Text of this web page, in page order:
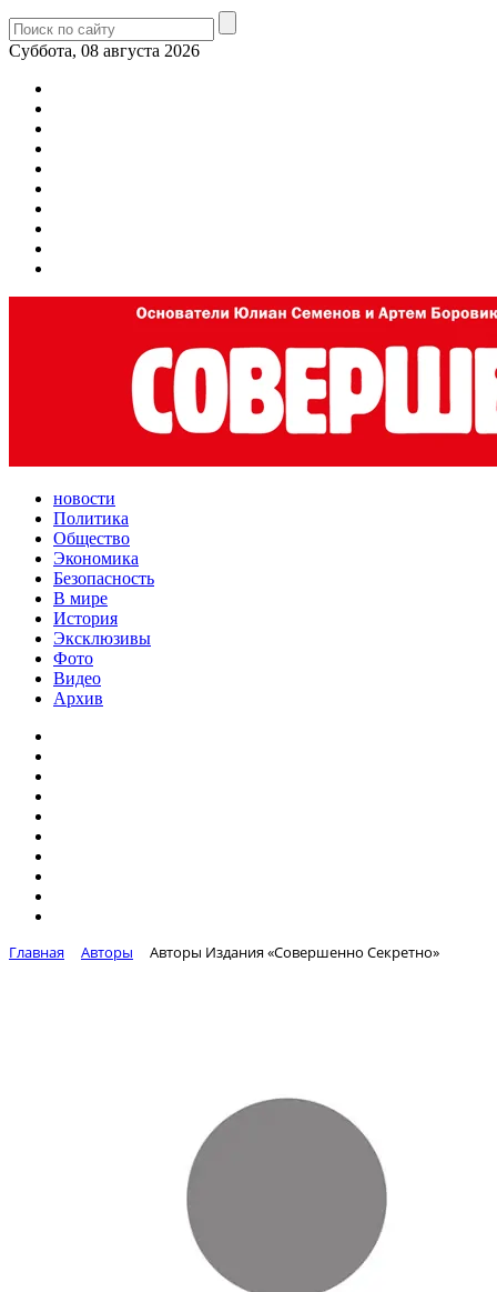
Суббота, 08 августа 2026
новости
Политика
Общество
Экономика
Безопасность
В мире
История
Эксклюзивы
Фото
Видео
Архив
Главная Авторы Авторы Издания «Совершенно Секретно»